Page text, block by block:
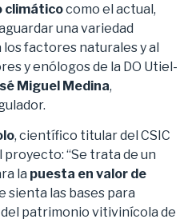
climáticocomo el actual,
una variedad
factores naturales y al
y enólogos de la DO Utiel-
Miguel Medina,
, científico titular del CSIC
“Se trata de un
la puesta en valor de
sienta las bases para
patrimonio vitivinícola de